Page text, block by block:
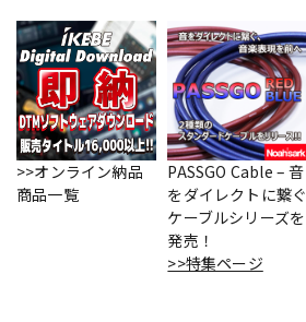
エレキギター
ベース
>>オンライン納品
商品一覧
PASSGO Cable – 音
をダイレクトに繋ぐ
ケーブルシリーズを
発売！
>>特集ページ